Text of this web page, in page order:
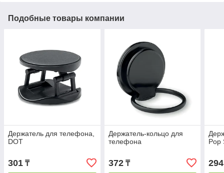
Подобные товары компании
Держатель для телефона,
DOT
301 ₸
Держатель-кольцо для
телефона
372₸
Pop
294